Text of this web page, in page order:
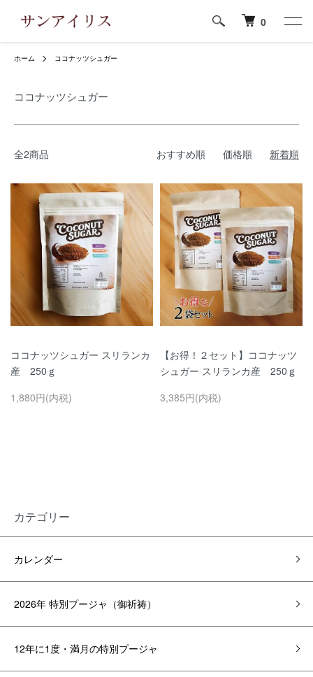
0
ホーム ココナッツシュガー
ココナッツシュガー
全2商品 おすすめ順 価格順 新着順
ココナッツシュガー スリランカ
産 250ｇ
1,880円(内税)
【お得！２セット】ココナッツ
シュガー スリランカ産 250ｇ
3,385円(内税)
カテゴリー
カレンダー
2026年 特別プージャ（御祈祷）
12年に1度・満月の特別プージャ